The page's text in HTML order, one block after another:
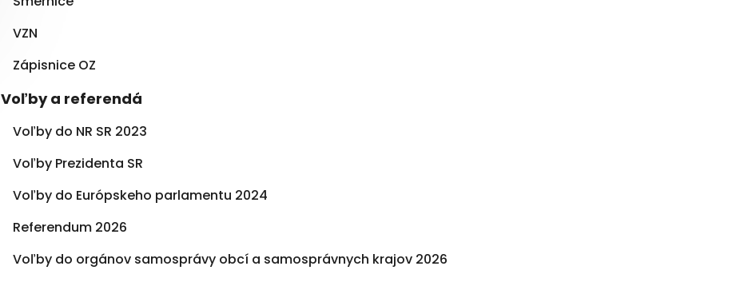
VZN
Zápisnice OZ
Voľby a referendá
Voľby do NR SR 2023
Voľby Prezidenta SR
Voľby do Európskeho parlamentu 2024
Referendum 2026
Voľby do orgánov samosprávy obcí a samosprávnych krajov 2026